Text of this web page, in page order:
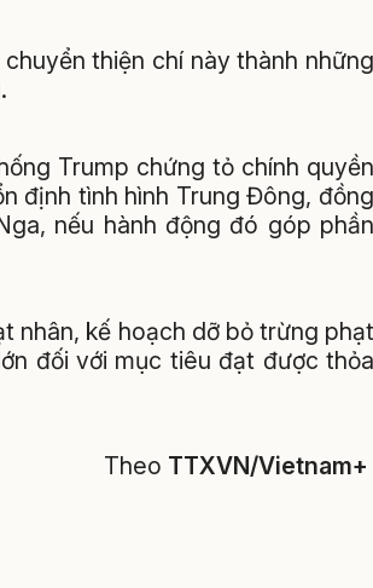
thiện chí này thành những
Trump chứng tỏ chính quyền
định tình hình Trung Đông, đồng
nếu hành động đó góp phần
nhân, kế hoạch dỡ bỏ trừng phạt
đối với mục tiêu đạt được thỏa
Theo TTXVN/Vietnam+